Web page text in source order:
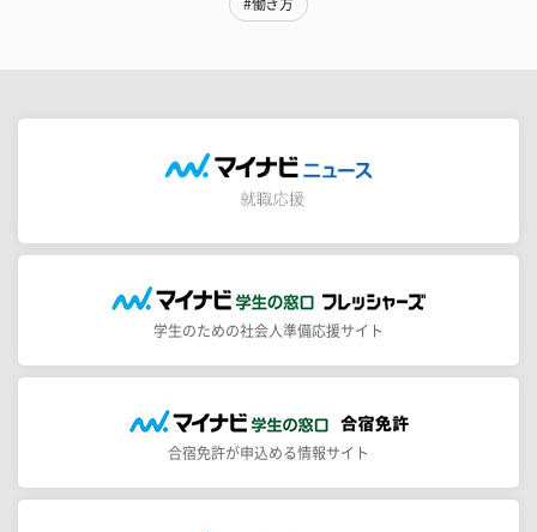
#働き方
学生のための社会人準備応援サイト
合宿免許が申込める情報サイト